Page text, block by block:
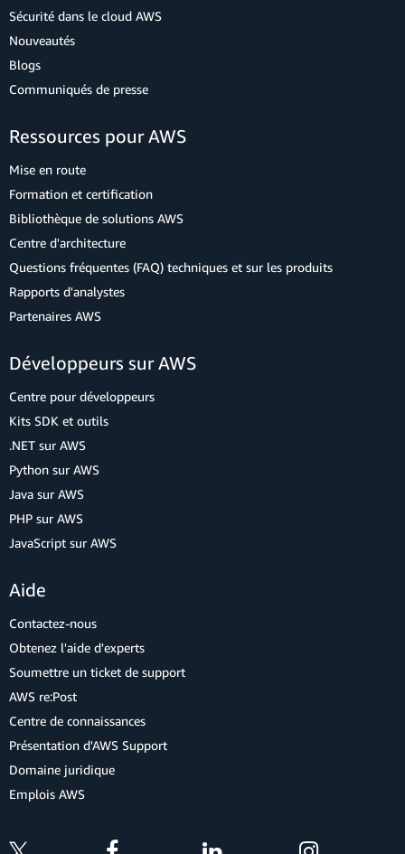
Sécurité dans le cloud AWS
Nouveautés
Blogs
Communiqués de presse
Ressources pour AWS
Mise en route
Formation et certification
Bibliothèque de solutions AWS
Centre d'architecture
Questions fréquentes (FAQ) techniques et sur les produits
Rapports d'analystes
Partenaires AWS
Développeurs sur AWS
Centre pour développeurs
Kits SDK et outils
.NET sur AWS
Python sur AWS
Java sur AWS
PHP sur AWS
JavaScript sur AWS
Aide
Contactez-nous
Obtenez l'aide d'experts
Soumettre un ticket de support
AWS re:Post
Centre de connaissances
Présentation d'AWS Support
Domaine juridique
Emplois AWS